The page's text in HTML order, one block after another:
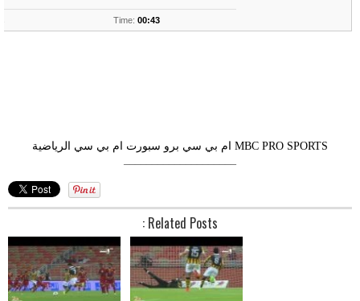
Time: 00:43
MBC PRO SPORTS ام بي سي برو سبورت ام بي سي الرياضية
––––––––––––––––––––
Related Posts :